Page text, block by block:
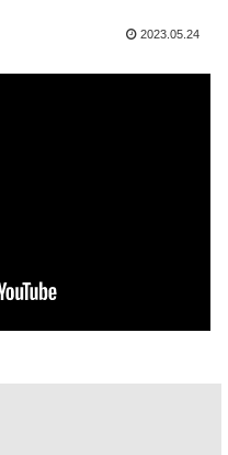
2023.05.24